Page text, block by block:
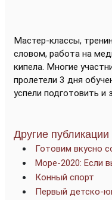
Мастер-классы,
словом, работа на
кипела. Многие
пролетели 3 дня
успели подготовить
Другие
Готовим вкусно
Море-2020: Если
Конный спорт
Первый детско-